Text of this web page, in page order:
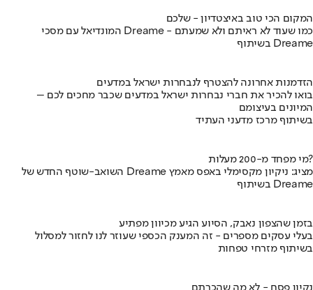
המקום הכי טוב באיצטדיון - שלכם
המונדיאל עם מסכי Dreame - כמו שעוד לא ראיתם ולא שמעתם
בשיתוף Dreame
הזדמנות אחרונה להצטרף לנבחרות ישראל במדעים
בואו להכיר את חברי נבחרות ישראל במדעים שכבר מחכים לכם –
המיונים בעיצומם
בשיתוף מרכז מדעני העתיד
מי מפחד מ-200 מעלות?
השואב-שוטף החדש של Dreame מציג: ניקיון מקסימלי באפס מאמץ
בשיתוף Dreame
בזמן שהצפון נאבק, הסיוע הגיע מכיוון מפתיע
בעלי עסקים מספרים - זה המענק הכספי שעוזר לנו לחזור למסלול
בשיתוף מזרחי טפחות